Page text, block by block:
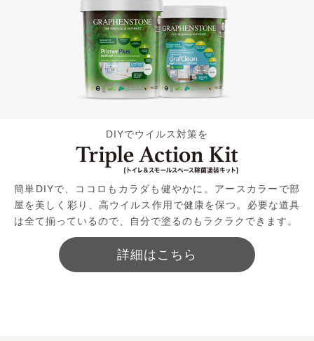
DIYでウイルス対策を
簡単DIYで、ココロもカラダも健やかに。アースカラーで部
屋を美しく彩り、高ウイルス作用で健康を保つ。必要な道具
は全て揃っているので、自分で塗るのもラクラクできます。
詳細はこちら